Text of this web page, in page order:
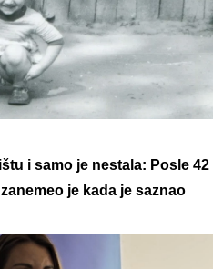
i samo je nestala: Posle 42
je kada je saznao